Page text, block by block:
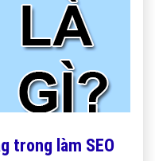
trong làm SEO